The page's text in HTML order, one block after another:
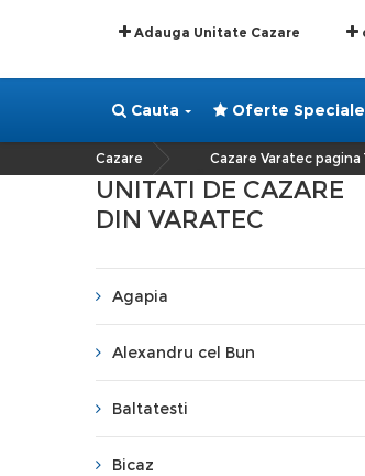
Adauga Unitate Cazare
Cauta Oferte
Cazare Cazare Varatec pagina
UNITATI DE CAZARE
DIN VARATEC
Agapia
Alexandru cel Bun
Baltatesti
Bicaz